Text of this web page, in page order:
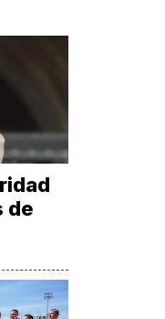
de